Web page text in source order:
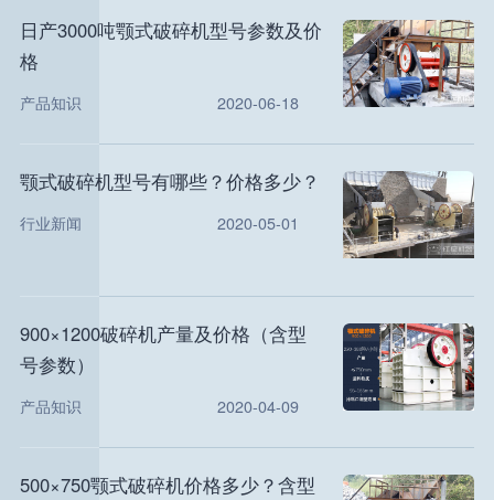
日产3000吨颚式破碎机型号参数及价
格
产品知识 2020-06-18
颚式破碎机型号有哪些？价格多少？
行业新闻 2020-05-01
900×1200破碎机产量及价格（含型
号参数）
产品知识 2020-04-09
500×750颚式破碎机价格多少？含型